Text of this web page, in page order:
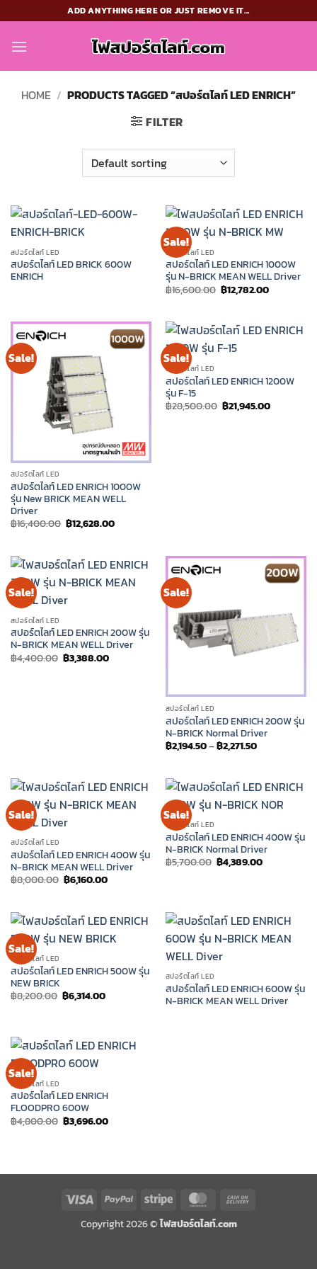
to
content
ADD ANYTHING HERE OR JUST REMOVE IT...
HOME / PRODUCTS TAGGED “สปอร์ตไลท์ LED ENRICH”
FILTER
สปอร์ตไลท์ LED
สปอร์ตไลท์ LED BRICK 600W
ENRICH
Sale!
สปอร์ตไลท์ LED
สปอร์ตไลท์ LED ENRICH 1000W
รุ่น N-BRICK MEAN WELL Driver
฿16,600.00 Original
price
฿12,782.00Current
price
Sale!
สปอร์ตไลท์ LED
สปอร์ตไลท์ LED ENRICH 1000W
รุ่น New BRICK MEAN WELL
Driver
฿16,400.00 Original
price
฿12,628.00Current
Sale!
สปอร์ตไลท์ LED
สปอร์ตไลท์ LED ENRICH 1200W
รุ่น F-15
฿28,500.00 Original
price
฿21,945.00Current
price
Sale!
สปอร์ตไลท์ LED
สปอร์ตไลท์ LED ENRICH 200W รุ่น
N-BRICK MEAN WELL Driver
฿4,400.00 Original
price
฿3,388.00Current
price
Sale!
สปอร์ตไลท์ LED
สปอร์ตไลท์ LED ENRICH 200W รุ่น
N-BRICK Normal Driver
฿2,194.50–฿2,271.50Price
฿2,271.50
Sale!
สปอร์ตไลท์ LED
สปอร์ตไลท์ LED ENRICH 400W รุ่น
N-BRICK MEAN WELL Driver
฿8,000.00 Original
price
฿6,160.00Current
Sale!
สปอร์ตไลท์ LED
สปอร์ตไลท์ LED ENRICH 400W รุ่น
N-BRICK Normal Driver
฿5,700.00 Original
price
฿4,389.00Current
Sale!
สปอร์ตไลท์ LED
สปอร์ตไลท์ LED ENRICH 500W รุ่น
NEW BRICK
฿8,200.00 Original
price
฿6,314.00Current
สปอร์ตไลท์ LED
สปอร์ตไลท์ LED ENRICH 600W รุ่น
N-BRICK MEAN WELL Driver
Sale!
สปอร์ตไลท์ LED
สปอร์ตไลท์ LED ENRICH
FLOODPRO 600W
฿4,800.00 Original
price
฿3,696.00Current
price
Visa PayPal Stripe MasterCard
Copyright 2026 ©ไฟสปอร์ตไลท์.com